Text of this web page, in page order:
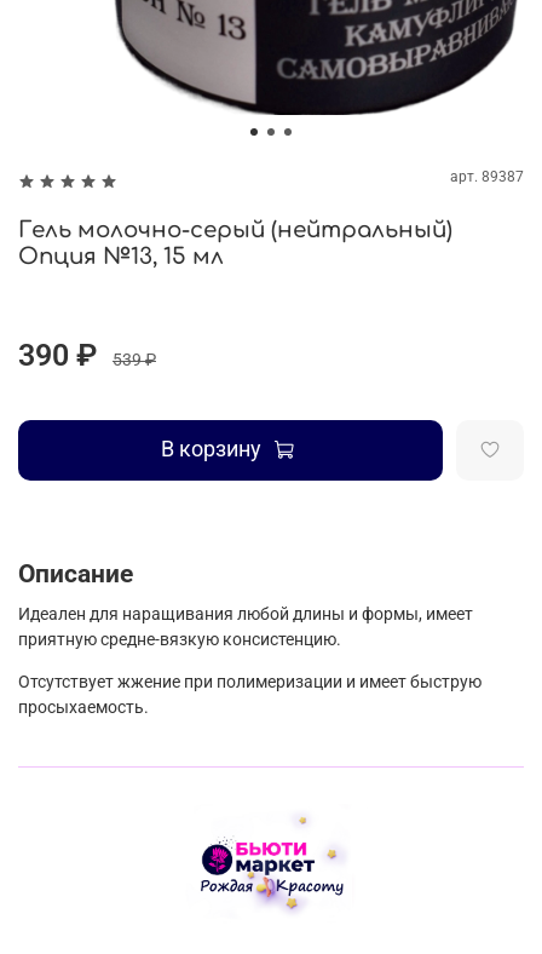
арт. 89387
Гель молочно-серый (нейтральный)
Опция №13, 15 мл
390 ₽ 539 ₽
В корзину
Описание
Идеален для наращивания любой длины и формы, имеет
приятную средне-вязкую консистенцию.
Отсутствует жжение при полимеризации и имеет быструю
просыхаемость.